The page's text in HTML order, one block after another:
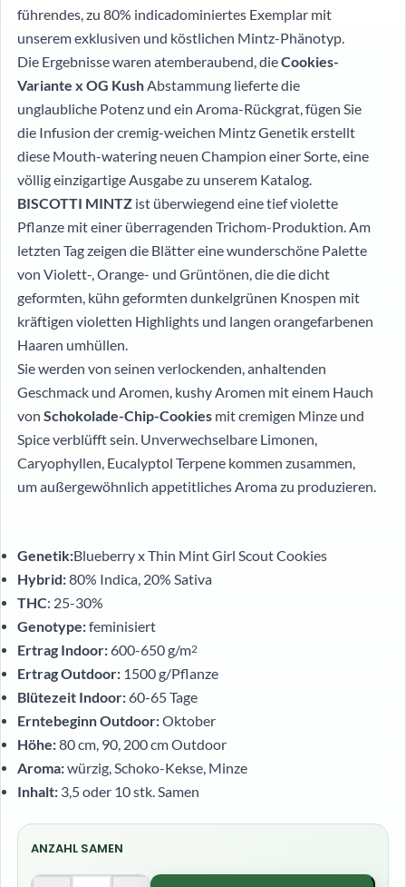
führendes, zu 80% indicadominiertes Exemplar mit
unserem exklusiven und köstlichen Mintz-Phänotyp.
Die Ergebnisse waren atemberaubend, dieCookies-
Variante x OG KushAbstammung lieferte die
unglaubliche Potenz und ein Aroma-Rückgrat, fügen Sie
die Infusion der cremig-weichen Mintz Genetik erstellt
diese Mouth-watering neuen Champion einer Sorte, eine
völlig einzigartige Ausgabe zu unserem Katalog.
BISCOTTI MINTZ ist überwiegend eine tief violette
Pflanze mit einer überragenden Trichom-Produktion. Am
letzten Tag zeigen die Blätter eine wunderschöne Palette
von Violett-, Orange- und Grüntönen, die die dicht
geformten, kühn geformten dunkelgrünen Knospen mit
kräftigen violetten Highlights und langen orangefarbenen
Haaren umhüllen.
Sie werden von seinen verlockenden, anhaltenden
Geschmack und Aromen, kushy Aromen mit einem Hauch
von Schokolade-Chip-Cookies mit cremigen Minze und
Spice verblüfft sein. Unverwechselbare Limonen,
Caryophyllen, Eucalyptol Terpene kommen zusammen,
um außergewöhnlich appetitliches Aroma zu produzieren.
Genetik:Blueberry x Thin Mint Girl Scout Cookies
Hybrid:80% Indica, 20% Sativa
THC: 25-30%
Genotype:feminisiert
Ertrag Indoor: 600-650 g/m2
Ertrag Outdoor: 1500 g/Pflanze
Blütezeit Indoor: 60-65 Tage
Erntebeginn Outdoor:Oktober
Höhe:80 cm, 90, 200 cm Outdoor
Aroma:würzig, Schoko-Kekse, Minze
Inhalt: 3,5 oder 10 stk. Samen
ANZAHL SAMEN